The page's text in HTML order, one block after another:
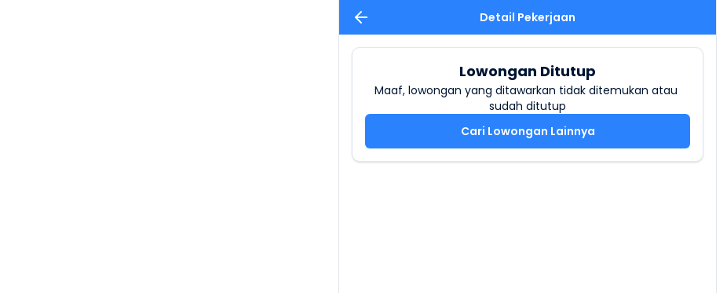
Detail Pekerjaan
Lowongan Ditutup
Maaf, lowongan yang ditawarkan tidak ditemukan atau
sudah ditutup
Cari Lowongan Lainnya